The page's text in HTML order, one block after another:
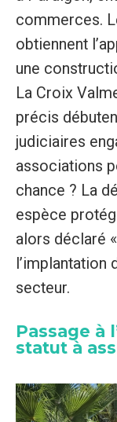
commerces.
obtiennent
une
La Croix
précis
judiciaires
associations
chance ? La
espèce
alors déclaré
l’implantation
secteur.
Passage à
statut à